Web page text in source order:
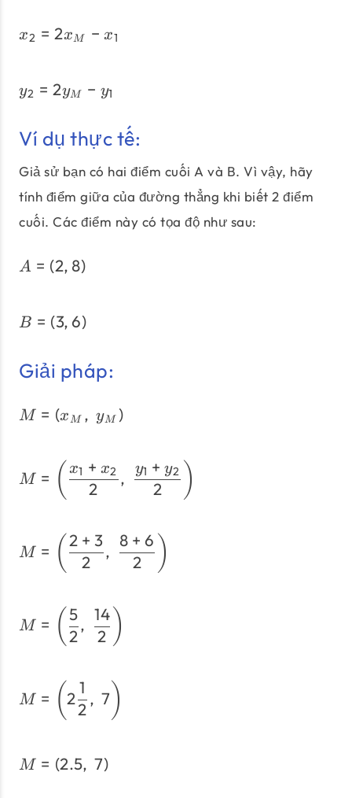
x2 = 2xM − x1
y2 = 2yM − y1
Ví dụ thực tế:
Giả sử bạn có hai điểm cuối A và B. Vì vậy, hãy
tính điểm giữa của đường thẳng khi biết 2 điểm
cuối. Các điểm này có tọa độ như sau:
A = (2, 8)
B = (3, 6)
Giải pháp:
M = (xM , yM )
M = \left(\dfrac{x_1 +
M = ( 2
x1 + x2 ,
2
y1 + y2 )
M = ( 2
2 + 3
,
2
8 + 6 )
M = ( 2
5
,
2
14 )
M = (2
2
1
, 7 )
M = (2.5, 7)